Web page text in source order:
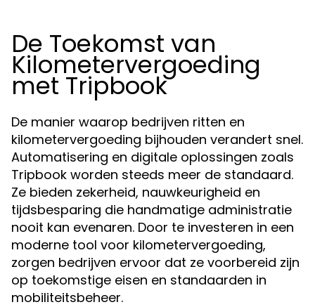
De Toekomst van
Kilometervergoeding
met Tripbook
De manier waarop bedrijven ritten en
kilometervergoeding bijhouden verandert snel.
Automatisering en digitale oplossingen zoals
Tripbook worden steeds meer de standaard.
Ze bieden zekerheid, nauwkeurigheid en
tijdsbesparing die handmatige administratie
nooit kan evenaren. Door te investeren in een
moderne tool voor kilometervergoeding,
zorgen bedrijven ervoor dat ze voorbereid zijn
op toekomstige eisen en standaarden in
mobiliteitsbeheer.